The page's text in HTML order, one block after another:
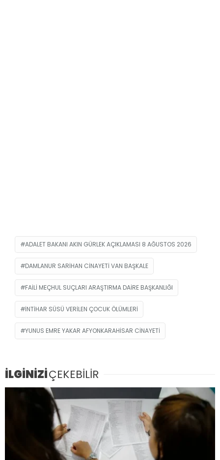
ADALET BAKANI AKIN GÜRLEK AÇIKLAMASI 8 AĞUSTOS 2026
DAMLANUR SARIHAN CINAYETI VAN BAŞKALE
FAILI MEÇHUL SUÇLARI ARAŞTIRMA DAIRE BAŞKANLIĞI
INTIHAR SÜSÜ VERILEN ÇOCUK ÖLÜMLERI
YUNUS EMRE YAKAR AFYONKARAHISAR CINAYETI
İLGİNİZİÇEKEBİLİR